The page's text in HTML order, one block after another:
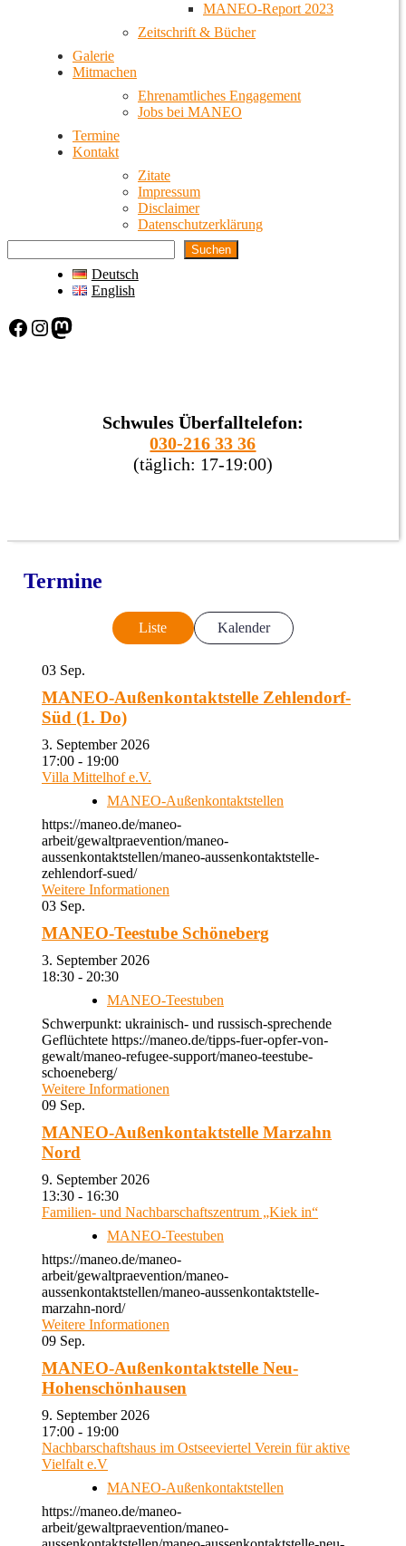
MANEO-Report 2023
Zeitschrift & Bücher
Galerie
Mitmachen
Ehrenamtliches Engagement
Jobs bei MANEO
Termine
Kontakt
Zitate
Impressum
Disclaimer
Datenschutzerklärung
Suchen
Deutsch
English
Facebook Instagram Mastodon
Schwules Überfalltelefon:
030-216 33 36
(täglich: 17-19:00)
Termine
Liste Kalender
03 Sep.
MANEO-Außenkontaktstelle Zehlendorf-
Süd (1. Do)
3. September 2026
17:00 - 19:00
Villa Mittelhof e.V.
MANEO-Außenkontaktstellen
https://maneo.de/maneo-
arbeit/gewaltpraevention/maneo-
aussenkontaktstellen/maneo-aussenkontaktstelle-
zehlendorf-sued/
Weitere Informationen
03 Sep.
MANEO-Teestube Schöneberg
3. September 2026
18:30 - 20:30
MANEO-Teestuben
Schwerpunkt: ukrainisch- und russisch-sprechende
Geflüchtete https://maneo.de/tipps-fuer-opfer-von-
gewalt/maneo-refugee-support/maneo-teestube-
schoeneberg/
Weitere Informationen
09 Sep.
MANEO-Außenkontaktstelle Marzahn
Nord
9. September 2026
13:30 - 16:30
Familien- und Nachbarschaftszentrum „Kiek in“
MANEO-Teestuben
https://maneo.de/maneo-
arbeit/gewaltpraevention/maneo-
aussenkontaktstellen/maneo-aussenkontaktstelle-
marzahn-nord/
Weitere Informationen
09 Sep.
MANEO-Außenkontaktstelle Neu-
Hohenschönhausen
9. September 2026
17:00 - 19:00
Nachbarschaftshaus im Ostseeviertel Verein für aktive
Vielfalt e.V
MANEO-Außenkontaktstellen
https://maneo.de/maneo-
arbeit/gewaltpraevention/maneo-